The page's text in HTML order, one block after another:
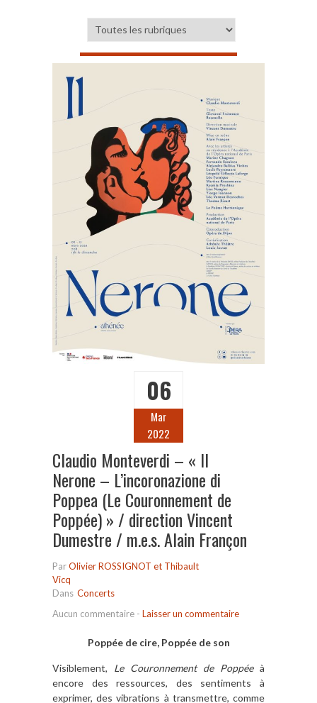
06
Mar
2022
Claudio Monteverdi – « Il
Nerone – L’incoronazione di
Poppea (Le Couronnement de
Poppée) » / direction Vincent
Dumestre / m.e.s. Alain Françon
ParOlivier ROSSIGNOT et Thibault
Vicq
Dans Concerts
Aucun commentaire - Laisser un commentaire
Poppée de cire, Poppée de son
Visiblement, Le Couronnement de Poppéeà
encore des ressources, des sentiments à
exprimer, des vibrations à transmettre, comme